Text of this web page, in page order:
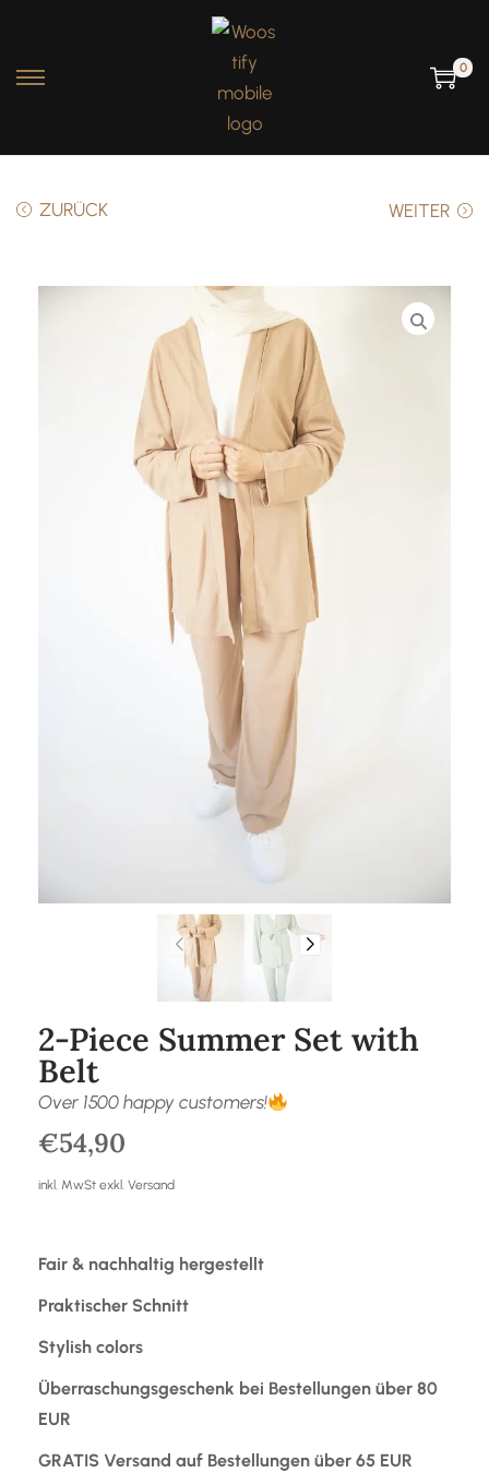
0
ZURÜCK WEITER
2-Piece Summer Set with
Belt
Over 1500 happy customers!
€54,90
inkl. MwSt exkl. Versand
Fair & nachhaltig hergestellt
Praktischer Schnitt
Stylish colors
Überraschungsgeschenk bei Bestellungen über 80
EUR
GRATIS Versand auf Bestellungen über 65 EUR